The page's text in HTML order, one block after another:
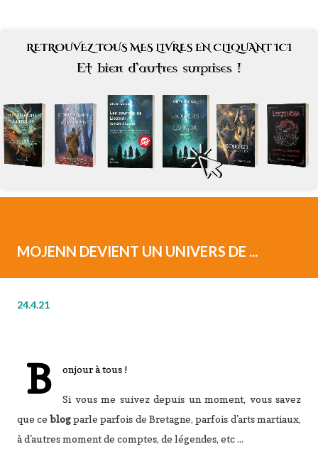
MOJENN DEVIENT UN UNIVERS DE ...
24.4.21
B onjour à tous !
Si vous me suivez depuis un moment, vous savez
que ceblogparle parfois de Bretagne, parfois d'arts martiaux,
à d'autres moment de comptes, de légendes, etc ...